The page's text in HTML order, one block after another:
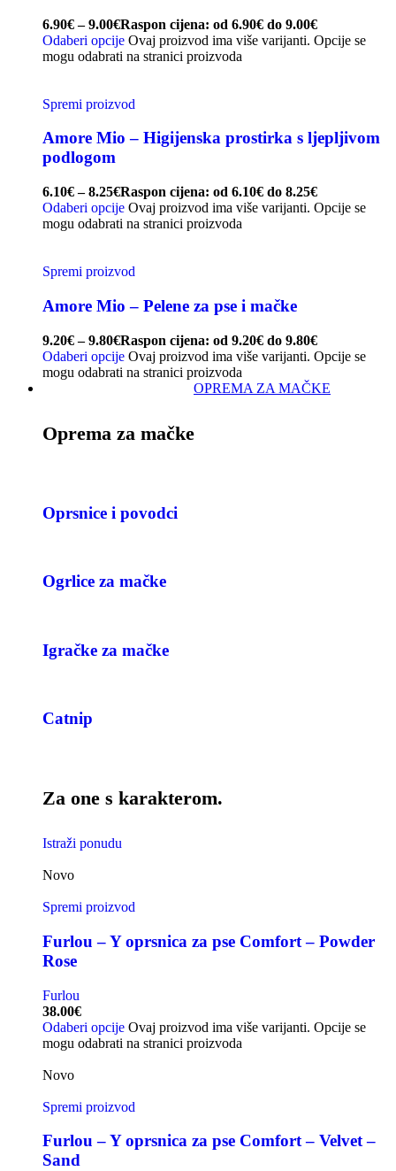
6.90€ – 9.00€Raspon cijena: od 6.90€ do 9.00€
Odaberi opcije Ovaj proizvod ima više varijanti. Opcije se
mogu odabrati na stranici proizvoda
Spremi proizvod
Amore Mio – Higijenska prostirka s ljepljivom
podlogom
6.10€ – 8.25€Raspon cijena: od 6.10€ do 8.25€
Odaberi opcije Ovaj proizvod ima više varijanti. Opcije se
mogu odabrati na stranici proizvoda
Spremi proizvod
Amore Mio – Pelene za pse i mačke
9.20€ – 9.80€Raspon cijena: od 9.20€ do 9.80€
Odaberi opcije Ovaj proizvod ima više varijanti. Opcije se
mogu odabrati na stranici proizvoda
OPREMA ZA MAČKE
Oprema za mačke
Oprsnice i povodci
Ogrlice za mačke
Igračke za mačke
Catnip
Za one s karakterom.
Istraži ponudu
Novo
Spremi proizvod
Furlou – Y oprsnica za pse Comfort – Powder
Rose
Furlou
38.00€
Odaberi opcije Ovaj proizvod ima više varijanti. Opcije se
mogu odabrati na stranici proizvoda
Novo
Spremi proizvod
Furlou – Y oprsnica za pse Comfort – Velvet –
Sand